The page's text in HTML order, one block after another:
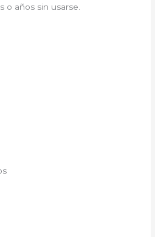
o años sin usarse.